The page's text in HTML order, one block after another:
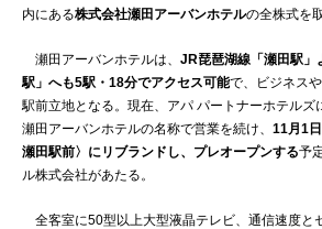
内にある株式会社瀬田アーバンホテルの全株式を
瀬田アーバンホテルは、 JR琵琶湖線「瀬田駅
駅」へも5駅・18分でアクセス可能で、ビジネス
駅前立地となる。現在、アパ パートナーホテルズ
瀬田アーバンホテルの名称で営業を続け、 11月1
瀬田駅前〉にリブランドし、プレオープンする予
ル株式会社があたる。
全客室に50型以上大型液晶テレビ、通信速度と